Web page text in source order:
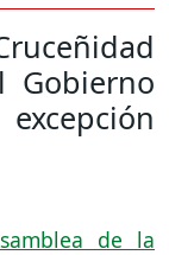
Gobierno